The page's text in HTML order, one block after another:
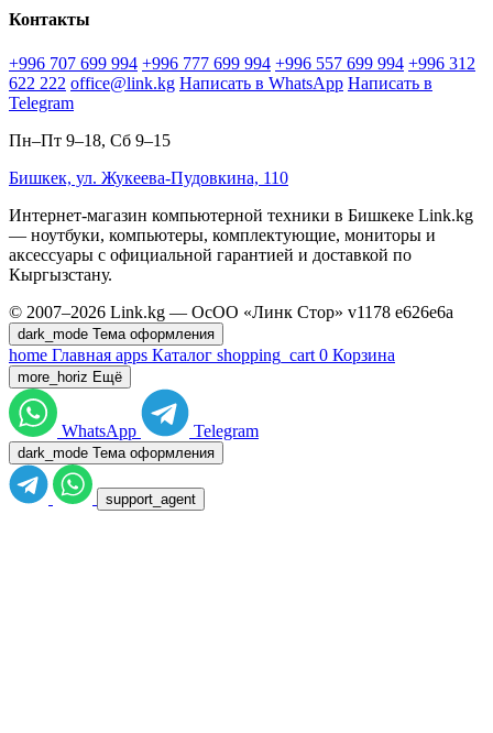
Контакты
+996 707 699 994 +996 777 699 994 +996 557 699 994 +996 312
622 222 office@link.kg Написать в WhatsApp Написать в
Telegram
Пн–Пт 9–18, Сб 9–15
Бишкек, ул. Жукеева-Пудовкина, 110
Интернет-магазин компьютерной техники в Бишкеке Link.kg
— ноутбуки, компьютеры, комплектующие, мониторы и
аксессуары с официальной гарантией и доставкой по
Кыргызстану.
© 2007–2026 Link.kg — ОсОО «Линк Стор» v1178 e626e6a
dark_mode Тема оформления
home Главная apps Каталог shopping_cart 0 Корзина
more_horiz Ещё
WhatsApp Telegram
dark_mode Тема оформления
support_agent